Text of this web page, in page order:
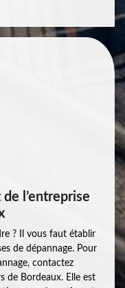
l’entreprise
? Il vous faut établir
de dépannage. Pour
contactez
de Bordeaux. Elle est